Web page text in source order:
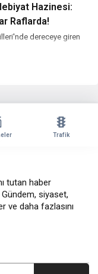
Hazinesi:
Raflarda!
dereceye giren
Trafik
tutan haber
siyaset,
ve daha fazlasını